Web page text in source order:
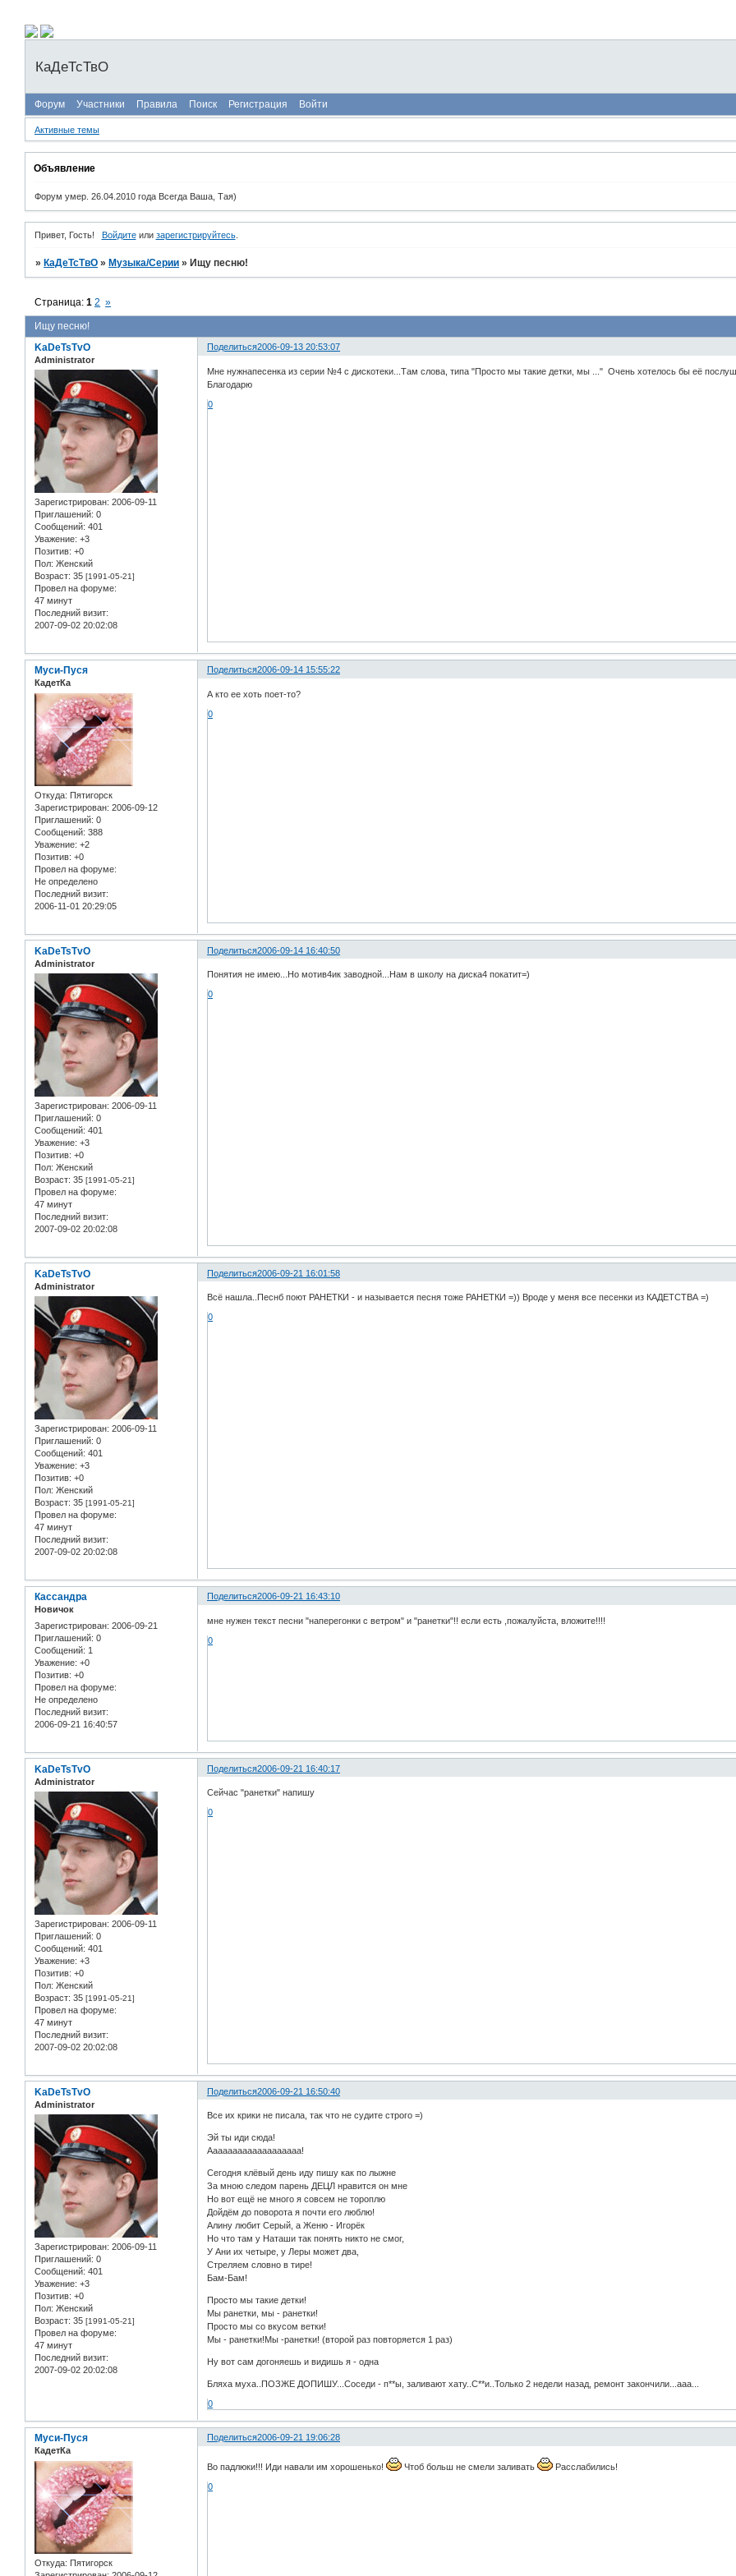
КаДеТсТвО
Форум Участники Правила Поиск Регистрация Войти
Активные темы
Объявление
Форум умер. 26.04.2010 года Всегда Ваша, Тая)
Привет, Гость! Войдитеили зарегистрируйтесь.
» КаДеТсТвО » Музыка/Серии » Ищу песню!
Ищу песню!
Страница:1 2 »
Поделиться2006-09-13 20:53:07
KaDeTsTvO
Administrator
Зарегистрирован: 2006-09-11
Приглашений: 0
Сообщений: 401
Уважение: +3
Позитив: +0
Пол: Женский
Возраст: 35 [1991-05-21]
Провел на форуме:
47 минут
Последний визит:
2007-09-02 20:02:08
Мне нужнапесенка из серии №4 с дискотеки...Там слова, типа "Просто мы такие детки, мы ..." Очень хотелось бы её
Благодарю
0
Поделиться2006-09-14 15:55:22
Муси-Пуся
КадетКа
Откуда: Пятигорск
Зарегистрирован: 2006-09-12
Приглашений: 0
Сообщений: 388
Уважение: +2
Позитив: +0
Провел на форуме:
Не определено
Последний визит:
2006-11-01 20:29:05
А кто ее хоть поет-то?
0
Поделиться2006-09-14 16:40:50
KaDeTsTvO
Administrator
Зарегистрирован: 2006-09-11
Приглашений: 0
Сообщений: 401
Уважение: +3
Позитив: +0
Пол: Женский
Возраст: 35 [1991-05-21]
Провел на форуме:
47 минут
Последний визит:
2007-09-02 20:02:08
Понятия не имею...Но мотив4ик заводной...Нам в школу на диска4 покатит=)
0
Поделиться2006-09-21 16:01:58
KaDeTsTvO
Administrator
Зарегистрирован: 2006-09-11
Приглашений: 0
Сообщений: 401
Уважение: +3
Позитив: +0
Пол: Женский
Возраст: 35 [1991-05-21]
Провел на форуме:
47 минут
Последний визит:
2007-09-02 20:02:08
Всё нашла..Песнб поют РАНЕТКИ - и называется песня тоже РАНЕТКИ =)) Вроде у меня все песенки из КАДЕТСТВА =)
0
Поделиться2006-09-21 16:43:10
Кассандра
Новичок
Зарегистрирован: 2006-09-21
Приглашений: 0
Сообщений: 1
Уважение: +0
Позитив: +0
Провел на форуме:
Не определено
Последний визит:
2006-09-21 16:40:57
мне нужен текст песни "наперегонки с ветром" и "ранетки"!! если есть ,пожалуйста, вложите!!!!
0
Поделиться2006-09-21 16:40:17
KaDeTsTvO
Administrator
Зарегистрирован: 2006-09-11
Приглашений: 0
Сообщений: 401
Уважение: +3
Позитив: +0
Пол: Женский
Возраст: 35 [1991-05-21]
Провел на форуме:
47 минут
Последний визит:
2007-09-02 20:02:08
Сейчас "ранетки" напишу
0
Поделиться2006-09-21 16:50:40
KaDeTsTvO
Administrator
Зарегистрирован: 2006-09-11
Приглашений: 0
Сообщений: 401
Уважение: +3
Позитив: +0
Пол: Женский
Возраст: 35 [1991-05-21]
Провел на форуме:
47 минут
Последний визит:
2007-09-02 20:02:08
Все их крики не писала, так что не судите строго =)
Эй ты иди сюда!
Ааааааааааааааааааа!
Сегодня клёвый день иду пишу как по лыжне
За мною следом парень ДЕЦЛ нравится он мне
Но вот ещё не много я совсем не тороплю
Дойдём до поворота я почти его люблю!
Алину любит Серый, а Женю - Игорёк
Но что там у Наташи так понять никто не смог,
У Ани их четыре, у Леры может два,
Стреляем словно в тире!
Бам-Бам!
Просто мы такие детки!
Мы ранетки, мы - ранетки!
Просто мы со вкусом ветки!
Мы - ранетки!Мы -ранетки! (второй раз повторяется 1 раз)
Ну вот сам догоняешь и видишь я - одна
Бляха муха..ПОЗЖЕ ДОПИШУ...Соседи - п**ы, заливают хату..С**и..Только 2 недели назад, ремонт закончили...ааа...
0
Поделиться2006-09-21 19:06:28
Муси-Пуся
КадетКа
Откуда: Пятигорск
Во падлюки!!! Иди навали им хорошенько! Чтоб больш не смели заливать
Расслабились!
0